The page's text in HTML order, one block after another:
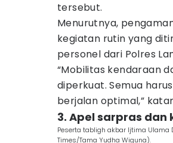
tersebut.
Menurutnya,
kegiatan rutin yang
personel dari Polres
“Mobilitas kendaraan
diperkuat. Semua
berjalan optimal,”
3. Apel sarpras
Peserta tabligh akbar Ijtima Ulama
Times/Tama Yudha Wiguna).